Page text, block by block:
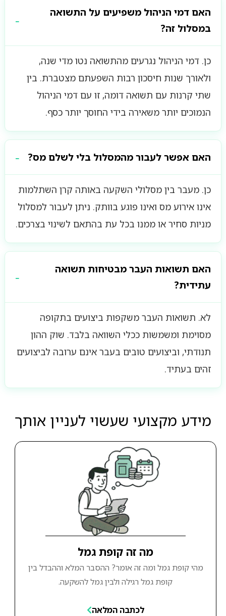
האם דמי הניהול משפיעים על התשואה
במסלול זה?
כן. דמי הניהול נגרעים מהתשואה נטו מדי שנה,
ולאורך שנות חיסכון רבות השפעתם מצטברת. בין
שתי קרנות עם תשואה דומה, זו עם דמי הניהול
הנמוכים יותר משאירה בידי החוסך יותר כסף.
האם אפשר לעבור מהמסלול בלי לשלם מס?
כן. מעבר בין מסלולי השקעה באותה קרן השתלמות
אינו אירוע מס ואינו פוגע בוותק. ניתן לעבור למסלול
מניות סחיר או ממנו בכל עת בהתאם לשינוי בצרכים.
האם תשואות העבר מבטיחות תשואה
עתידית?
לא. תשואות העבר משקפות ביצועים בתקופה
מסוימת ומשמשות ככלי השוואה בלבד. שוק ההון
תנודתי, וביצועים טובים בעבר אינם ערובה לביצועים
זהים בעתיד.
מידע מקצועי שעשוי לעניין אותך
מה זה קופת גמל
מהי קופת גמל ומה זה אומר? ההסבר המלא וההבדל בין
קופת גמל רגילה ולבין גמל להשקעה.
לכתבה המלאה